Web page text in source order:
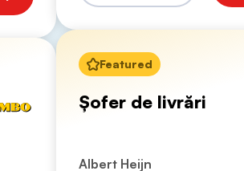
Featured
Șofer de livrări
Albert Heijn